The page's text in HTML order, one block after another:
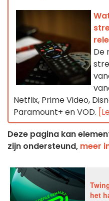
De
Netflix, Prime Video,
Paramount+ en VOD.
Deze pagina kan
zijn ondersteund, meer